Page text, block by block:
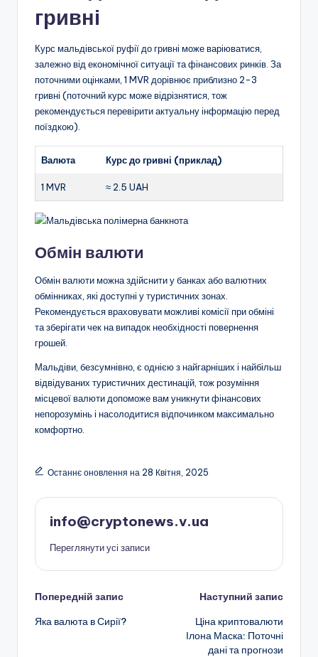
гривні
Курс мальдівської руфії до гривні може варіюватися,
залежно від економічної ситуації та фінансових ринків. За
поточними оцінками, 1 MVR дорівнює приблизно 2-3
гривні (поточний курс може відрізнятися, тож
рекомендується перевірити актуальну інформацію перед
поїздкою).
Валюта Курс до гривні (приклад)
1 MVR ≈ 2.5 UAH
Обмін валюти
Обмін валюти можна здійснити у банках або валютних
обмінниках, які доступні у туристичних зонах.
Рекомендується враховувати можливі комісії при обміні
та зберігати чек на випадок необхідності повернення
грошей.
Мальдіви, безсумнівно, є однією з найгарніших і найбільш
відвідуваних туристичних дестинацій, тож розуміння
місцевої валюти допоможе вам уникнути фінансових
непорозумінь і насолодитися відпочинком максимально
комфортно.
Останнє оновлення на 28 Квітня, 2025
info@cryptonews.v.ua
Переглянути усі записи
Навігація
по
Попередній запис
Яка валюта в Сирії?
Наступний запис
Ціна криптовалюти
Ілона Маска: Поточні
дані та прогнози